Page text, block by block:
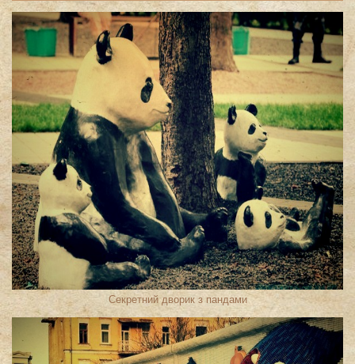
Секретний дворик з пандами